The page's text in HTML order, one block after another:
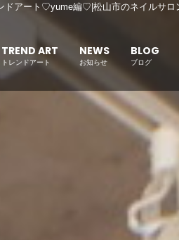
ドアート♡yume編♡|松山市のネイルサロ
TREND ART
トレンドアート
NEWS
お知らせ
BLOG
ブログ